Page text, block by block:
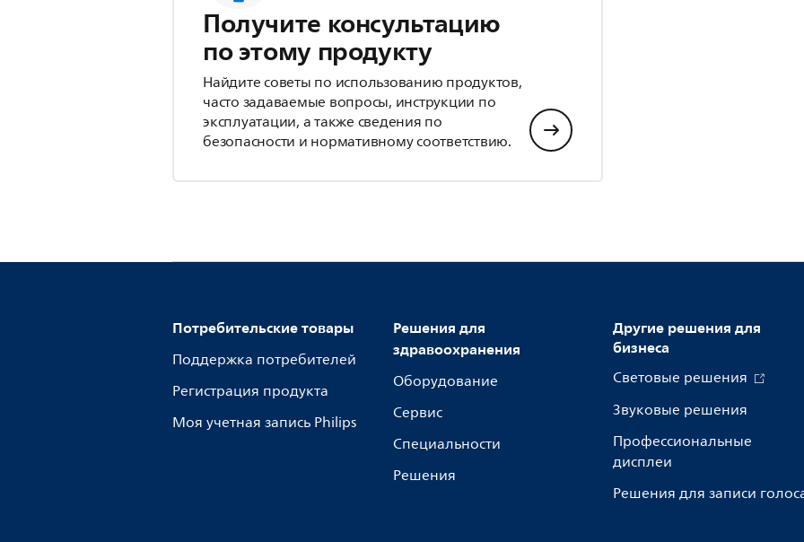
Получите консультацию
по этому продукту
Найдите советы по использованию продуктов,
часто задаваемые вопросы, инструкции по
эксплуатации, а также сведения по
безопасности и нормативному соответствию.
Потребительские товары
Поддержка потребителей
Регистрация продукта
Моя учетная запись Philips
Решения для
здравоохранения
Оборудование
Сервис
Специальности
Решения
Другие решения для
бизнеса
Световые решения
Звуковые решения
Профессиональные
дисплеи
Решения для записи